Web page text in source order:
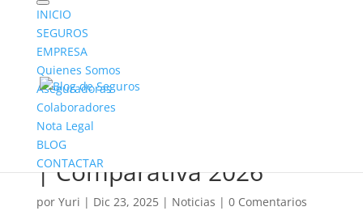
INICIO
SEGUROS
EMPRESA
Quienes Somos
Aseguradoras
Colaboradores
Nota Legal
BLOG
CONTACTAR
¿Cuál es el mejor seguro
médico con nutricionista?
| Comparativa 2026
por Yuri | Dic 23, 2025| Noticias | 0 Comentarios